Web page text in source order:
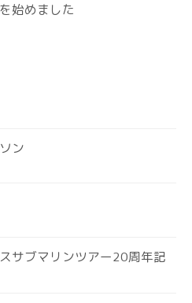
始めました
ン
サブマリンツアー20周年記